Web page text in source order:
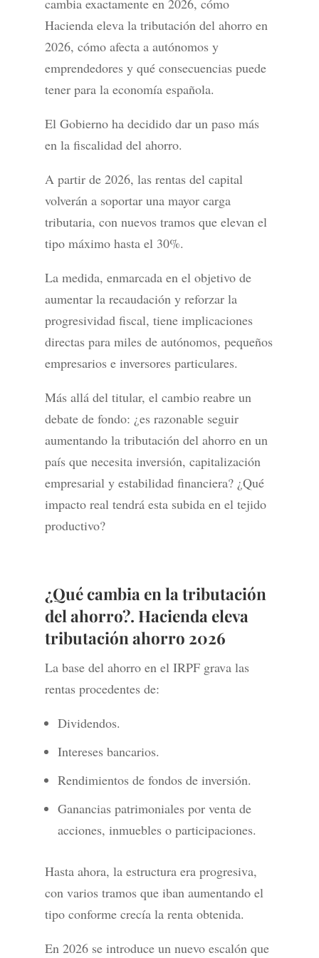
cambia exactamente en 2026, cómo
Hacienda eleva la tributación del ahorro en
2026, cómo afecta a autónomos y
emprendedores y qué consecuencias puede
tener para la economía española.
El Gobierno ha decidido dar un paso más
en la fiscalidad del ahorro.
A partir de 2026, las rentas del capital
volverán a soportar una mayor carga
tributaria, con nuevos tramos que elevan el
tipo máximo hasta el 30%.
La medida, enmarcada en el objetivo de
aumentar la recaudación y reforzar la
progresividad fiscal, tiene implicaciones
directas para miles de autónomos, pequeños
empresarios e inversores particulares.
Más allá del titular, el cambio reabre un
debate de fondo: ¿es razonable seguir
aumentando la tributación del ahorro en un
país que necesita inversión, capitalización
empresarial y estabilidad financiera? ¿Qué
impacto real tendrá esta subida en el tejido
productivo?
¿Qué cambia en la tributación
del ahorro?. Hacienda eleva
tributación ahorro 2026
La base del ahorro en el IRPF grava las
rentas procedentes de:
Dividendos.
Intereses bancarios.
Rendimientos de fondos de inversión.
Ganancias patrimoniales por venta de
acciones, inmuebles o participaciones.
Hasta ahora, la estructura era progresiva,
con varios tramos que iban aumentando el
tipo conforme crecía la renta obtenida.
En 2026 se introduce un nuevo escalón que